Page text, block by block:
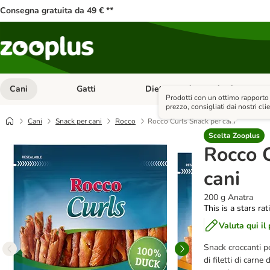
Consegna gratuita da 49 € **
Cani Apri Menu Categoria: Cani
Gatti Apri Menu Categoria: Gatti
Diete e antiparassitari
Cani Snack per cani Rocco
Rocco Curls Snack per cani
Scelta Zooplus
Prodotti con un ottimo
prezzo, consigliati dai nostri
Rocco
cani
200 g Anatra
This is a stars
Valuta qui il
Snack croccanti
di filetti di carne